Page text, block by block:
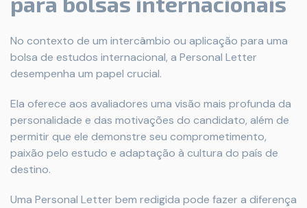
No contexto de um intercâmbio ou aplicação para uma
bolsa de estudos internacional, a Personal Letter
desempenha um papel crucial.
Ela oferece aos avaliadores uma visão mais profunda da
personalidade e das motivações do candidato, além de
permitir que ele demonstre seu comprometimento,
paixão pelo estudo e adaptação à cultura do país de
destino.
Uma Personal Letter bem redigida pode fazer a diferença